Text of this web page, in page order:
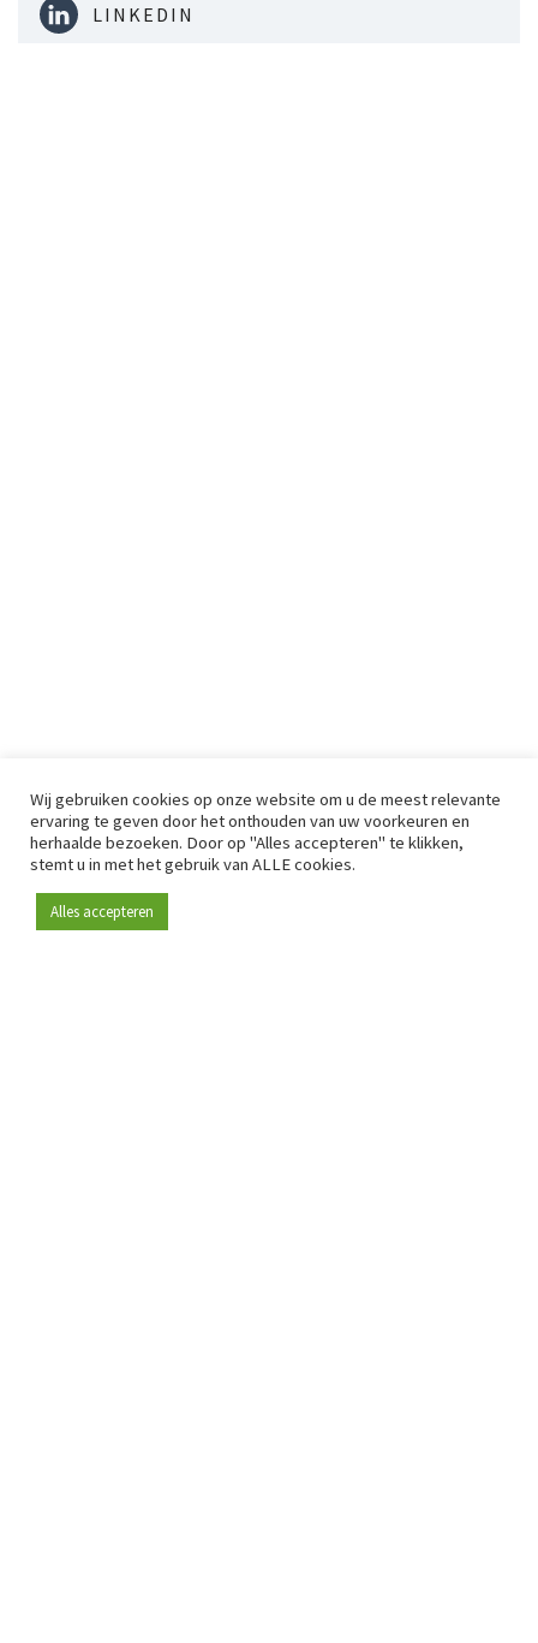
LINKEDIN
Wij gebruiken cookies op onze website om u de meest relevante
ervaring te geven door het onthouden van uw voorkeuren en
herhaalde bezoeken. Door op "Alles accepteren" te klikken,
stemt u in met het gebruik van ALLE cookies.
Alles accepteren